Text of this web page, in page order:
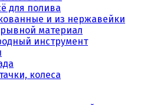
для полива
и из нержавейки
материал
инструмент
колеса